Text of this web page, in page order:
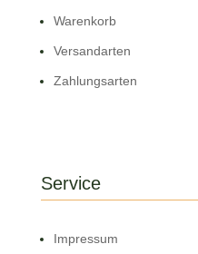
Warenkorb
Versandarten
Zahlungsarten
Service
Impressum